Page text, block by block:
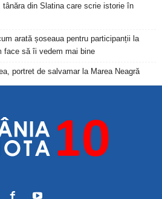
tânăra din Slatina care scrie istorie în
arată șoseaua pentru participanții la
face să îi vedem mai bine
portret de salvamar la Marea Neagră